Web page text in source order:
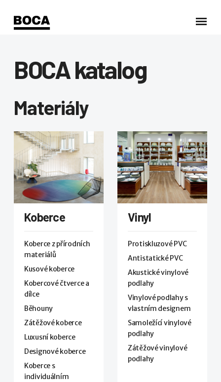
BOCA katalog
Materiály
Koberce
Koberce z přírodních
materiálů
Kusové koberce
Kobercové čtverce a
dílce
Běhouny
Zátěžové koberce
Luxusní koberce
Designové koberce
Koberce s
individuálním
Vinyl
Protiskluzové PVC
Antistatické PVC
Akustické vinylové
podlahy
Vinylové podlahy s
vlastním designem
Samoležící vinylové
podlahy
Zátěžové vinylové
podlahy